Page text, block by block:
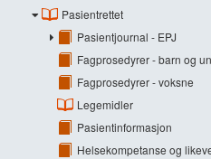
Pasientrettet
Pasientjournal - EPJ
Fagprosedyrer - barn og
Fagprosedyrer - voksne
Legemidler
Pasientinformasjon
Helsekompetanse og